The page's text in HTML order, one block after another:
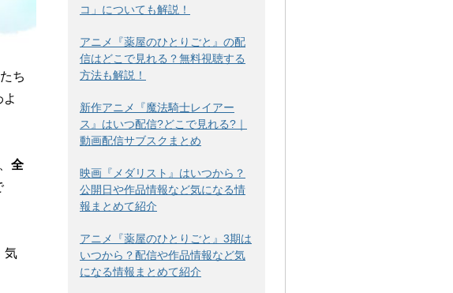
ち
全
気
コ」についても解説！
アニメ『薬屋のひとりごと』の配
信はどこで見れる？無料視聴する
方法も解説！
新作アニメ『魔法騎士レイアー
ス』はいつ配信?どこで見れる?｜
動画配信サブスクまとめ
映画『メダリスト』はいつから？
公開日や作品情報など気になる情
報まとめて紹介
アニメ『薬屋のひとりごと』3期は
いつから？配信や作品情報など気
になる情報まとめて紹介